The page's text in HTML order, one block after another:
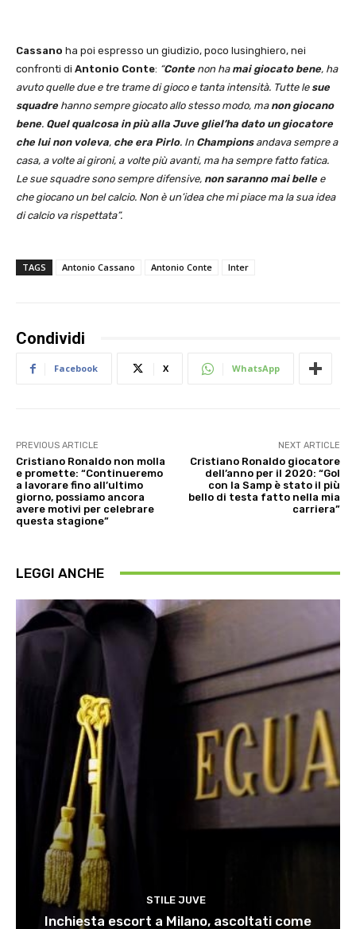
Cassano ha poi espresso un giudizio, poco lusinghiero, nei
confronti di Antonio Conte: “Conte non ha mai giocato bene, ha
avuto quelle due e tre trame di gioco e tanta intensità. Tutte lesue
squadre hanno sempre giocato allo stesso modo, ma non giocano
bene. Quel qualcosa in più alla Juve gliel’ha dato un giocatore
che lui non voleva, che era Pirlo. In Championsandava sempre a
casa, a volte ai gironi, a volte più avanti, ma ha sempre fatto fatica.
Le sue squadre sono sempre difensive, non saranno mai belle e
che giocano un bel calcio. Non è un’idea che mi piace ma la sua idea
di calcio va rispettata”.
TAGS Antonio Cassano Antonio Conte Inter
Condividi
Facebook X WhatsApp
PREVIOUS ARTICLE
Cristiano Ronaldo non molla
e promette: “Continueremo
a lavorare fino all’ultimo
giorno, possiamo ancora
avere motivi per celebrare
questa stagione”
NEXT ARTICLE
Cristiano Ronaldo giocatore
dell’anno per il 2020: “Gol
con la Samp è stato il più
bello di testa fatto nella mia
carriera”
LEGGI ANCHE
STILE JUVE
Inchiesta escort a Milano, ascoltati come